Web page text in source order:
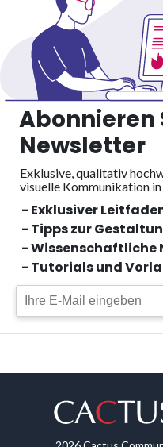
Abonnieren
Newsletter
Exklusive, qualitativ
visuelle Kommunikation
- Exklusiver
- Tipps zur
- Wissenschaftliche
- Tutorials und